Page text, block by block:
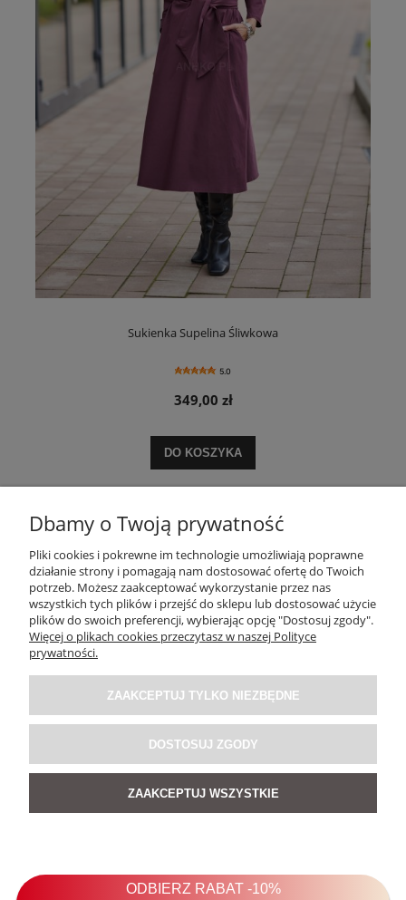
Sukienka Supelina Śliwkowa
5.0
349,00 zł
DO KOSZYKA
PROMOCJA
Dbamy o Twoją prywatność
Pliki cookies i pokrewne im technologie umożliwiają poprawne
działanie strony i pomagają nam dostosować ofertę do Twoich
potrzeb. Możesz zaakceptować wykorzystanie przez nas
wszystkich tych plików i przejść do sklepu lub dostosować użycie
plików do swoich preferencji, wybierając opcję "Dostosuj zgody".
Więcej o plikach cookies przeczytasz w naszej Polityce
prywatności.
ZAAKCEPTUJ TYLKO NIEZBĘDNE
DOSTOSUJ ZGODY
ZAAKCEPTUJ WSZYSTKIE